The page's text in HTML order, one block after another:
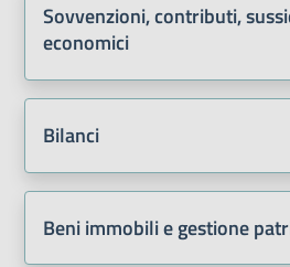
Sovvenzioni, contributi,
economici
Bilanci
Beni immobili e gestione